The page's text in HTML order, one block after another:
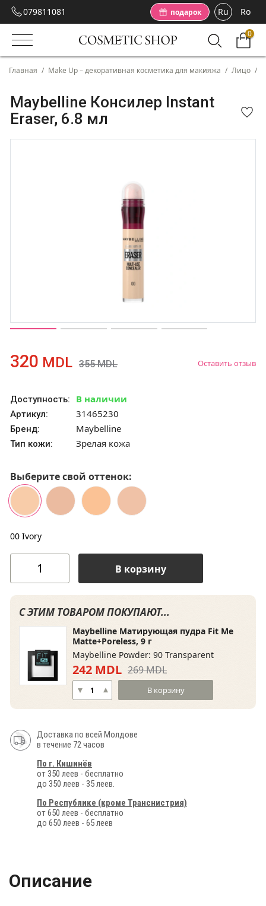
079811081 подарок Ru Ro
0
Главная / Make Up – декоративная косметика для макияжа / Лицо /
Maybelline Консилер Instant
Eraser, 6.8 мл
320 MDL 355MDL Оставить отзыв
Доступность: В наличии
Артикул: 31465230
Бренд: Maybelline
Тип кожи: Зрелая кожа
Выберите свой оттенок:
00 Ivory
В корзину
С ЭТИМ ТОВАРОМ ПОКУПАЮТ...
Maybelline Матирующая пудра Fit Me
Matte+Poreless, 9 г
Maybelline Powder: 90 Transparent
242 MDL 269 MDL
В корзину
Доставка по всей Молдове
в течение 72 часов
По г. Кишинёв
от 350 леев - бесплатно
до 350 леев - 35 леев.
По Республике (кроме Транснистрия)
от 650 леев - бесплатно
до 650 леев - 65 леев
Описание